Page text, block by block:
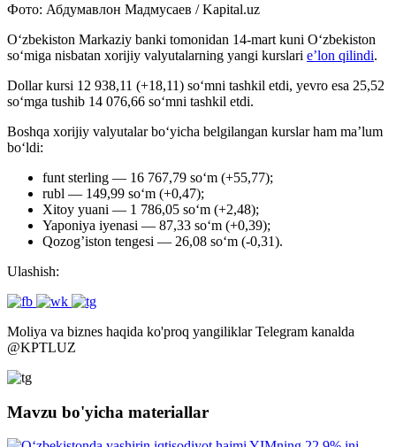
Фото: Абдумавлон Мадмусаев / Kapital.uz
O‘zbekiston Markaziy banki tomonidan 14-mart kuni O‘zbekiston
so‘miga nisbatan xorijiy valyutalarning yangi kurslari e’lon qilindi.
Dollar kursi 12 938,11 (+18,11) so‘mni tashkil etdi, yevro esa 25,52
so‘mga tushib 14 076,66 so‘mni tashkil etdi.
Boshqa xorijiy valyutalar bo‘yicha belgilangan kurslar ham ma’lum
bo‘ldi:
funt sterling — 16 767,79 so‘m (+55,77);
rubl — 149,99 so‘m (+0,47);
Xitoy yuani — 1 786,05 so‘m (+2,48);
Yaponiya iyenasi — 87,33 so‘m (+0,39);
Qozog’iston tengesi — 26,08 so‘m (-0,31).
Ulashish:
Moliya va biznes haqida ko'proq yangiliklar Telegram kanalda
@KPTLUZ
Mavzu bo'yicha materiallar